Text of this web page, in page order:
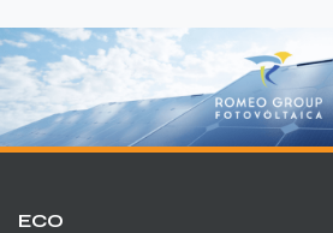
ECO